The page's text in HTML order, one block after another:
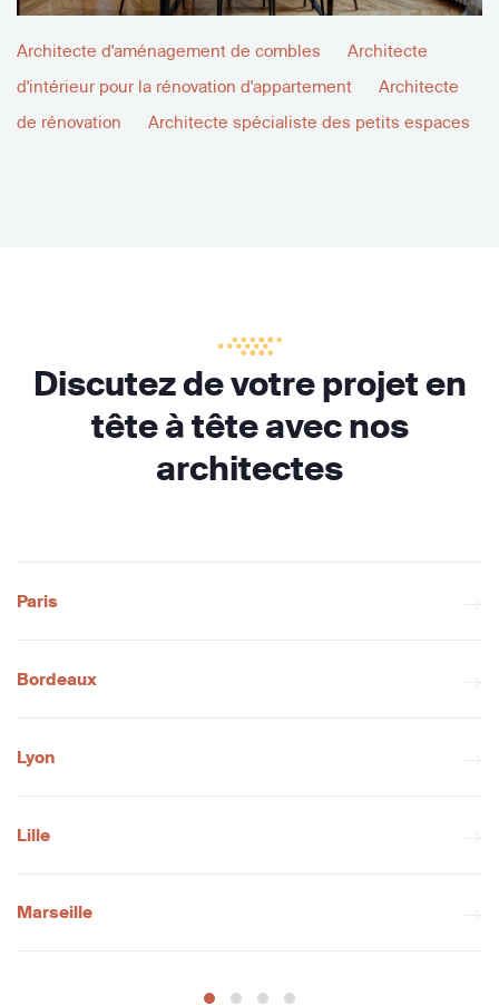
Architecte d'aménagement de combles
Architecte
d'intérieur pour la rénovation d'appartement
Architecte
de rénovation
Architecte spécialiste des petits espaces
Discutez de votre projet en
tête à tête avec nos
architectes
Paris
Bordeaux
Lyon
Lille
Marseille